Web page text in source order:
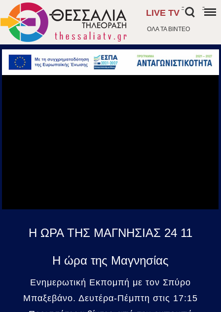
ΟΛΑ ΤΑ ΒΙΝΤΕΟ
LIVE TV
- -
Η ΩΡΑ ΤΗΣ ΜΑΓΝΗΣΙΑΣ 24 11
Η ώρα της Μαγνησίας
Ενημερωτική Εκπομπή με τον Σπύρο
Μπαξεβάνο. Δευτέρα-Πέμπτη στις 17:15